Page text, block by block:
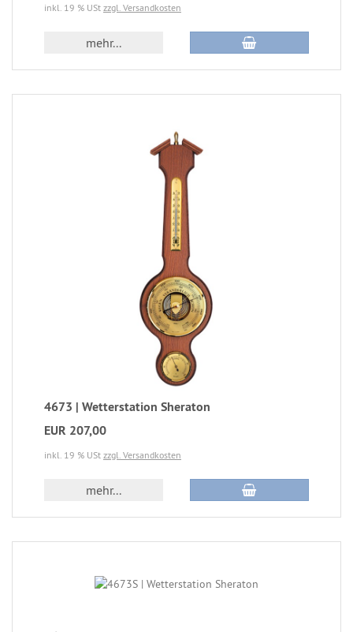
inkl. 19 % USt zzgl. Versandkosten
mehr...
4673 | Wetterstation Sheraton
EUR 207,00
inkl. 19 % USt zzgl. Versandkosten
mehr...